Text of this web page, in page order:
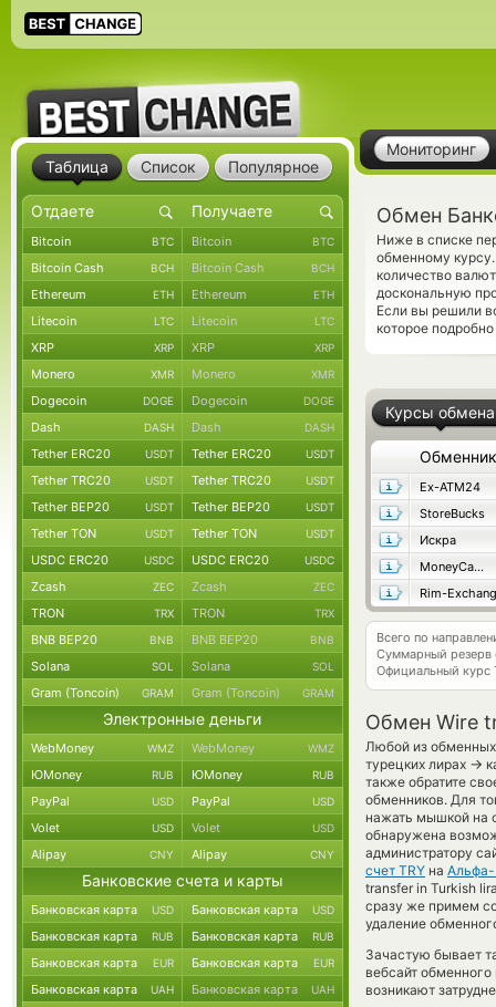
Мониторинг
Обмен
Ниже в списке
обменному
количество
доскональную
Если вы решили
которое
Курсы обмена
Обменник
Ex-ATM24
StoreBucks
Искра
MoneyCame
Rim-
Всего по
Суммарный резерв
Официальный курс
Обмен Wire
Любой из обменных
турецких лирах →
также обратите
обменников. Для
нажать мышкой на
обнаружена
администратору
счет TRY на Альфа-
transfer in Turkish
сразу же примем
удаление
Зачастую бывает
вебсайт
возникают
Таблица Список Популярное
Bitcoin BTC Bitcoin BTC
Bitcoin Cash BCH Bitcoin Cash BCH
Ethereum ETH Ethereum ETH
Litecoin LTC Litecoin LTC
XRP XRP XRP XRP
Monero XMR Monero XMR
Dogecoin DOGE Dogecoin DOGE
Dash DASH Dash DASH
Tether ERC20 USDT Tether ERC20 USDT
Tether TRC20 USDT Tether TRC20 USDT
Tether BEP20 USDT Tether BEP20 USDT
Tether TON USDT Tether TON USDT
USDC ERC20 USDC USDC ERC20 USDC
Zcash ZEC Zcash ZEC
TRON TRX TRON TRX
BNB BEP20 BNB BNB BEP20 BNB
Solana SOL Solana SOL
Gram (Toncoin) GRAM Gram (Toncoin) GRAM
Электронные деньги
WebMoney WMZ WebMoney WMZ
ЮMoney RUB ЮMoney RUB
PayPal USD PayPal USD
Volet USD Volet USD
Alipay CNY Alipay CNY
Банковские счета и карты
Банковская карта USD Банковская карта USD
Банковская карта RUB Банковская карта RUB
Банковская карта EUR Банковская карта EUR
Банковская карта UAH Банковская карта UAH